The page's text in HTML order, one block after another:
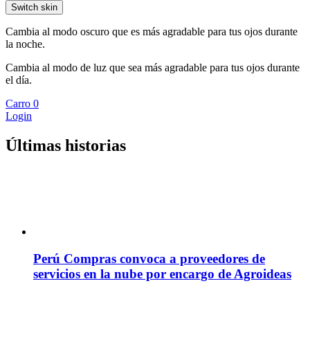
Switch skin
Cambia al modo oscuro que es más agradable para tus ojos durante
la noche.
Cambia al modo de luz que sea más agradable para tus ojos durante
el día.
Carro 0
Login
Últimas historias
Perú Compras convoca a proveedores de
servicios en la nube por encargo de Agroideas